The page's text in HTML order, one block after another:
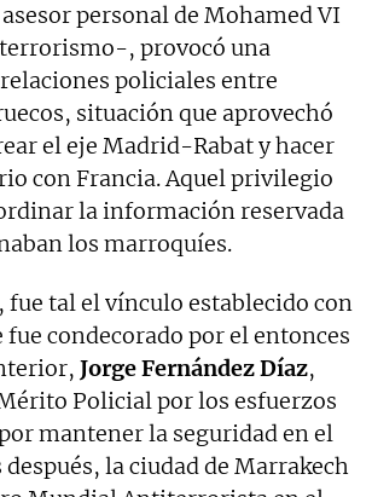
personal de Mohamed VI
, provocó una
policiales entre
situación que aprovechó
el eje Madrid-Rabat y hacer
con Francia. Aquel privilegio
la información reservada
los marroquíes.
fue tal el vínculo establecido con
condecorado por el entonces
Jorge Fernández Díaz,
Policial por los esfuerzos
mantener la seguridad en el
la ciudad de Marrakech